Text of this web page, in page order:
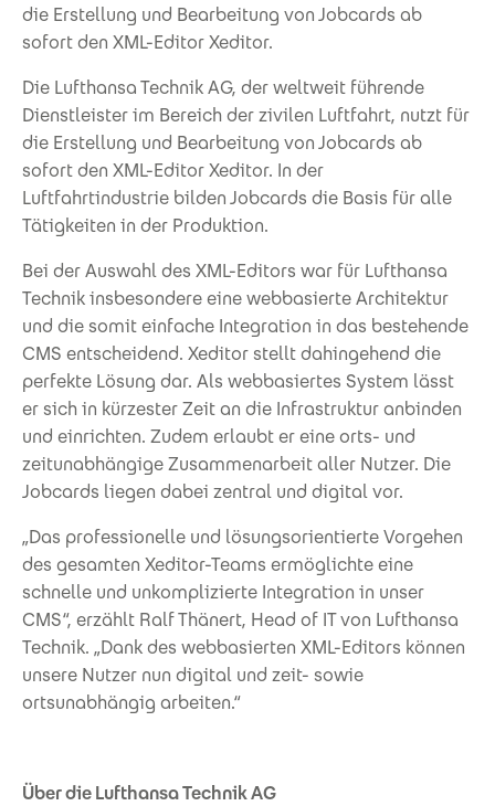
die Erstellung und Bearbeitung von Jobcards ab
sofort den XML-Editor Xeditor.
Die Lufthansa Technik AG, der weltweit führende
Dienstleister im Bereich der zivilen Luftfahrt, nutzt für
die Erstellung und Bearbeitung von Jobcards ab
sofort den XML-Editor Xeditor. In der
Luftfahrtindustrie bilden Jobcards die Basis für alle
Tätigkeiten in der Produktion.
Bei der Auswahl des XML-Editors war für Lufthansa
Technik insbesondere eine webbasierte Architektur
und die somit einfache Integration in das bestehende
CMS entscheidend. Xeditor stellt dahingehend die
perfekte Lösung dar. Als webbasiertes System lässt
er sich in kürzester Zeit an die Infrastruktur anbinden
und einrichten. Zudem erlaubt er eine orts- und
zeitunabhängige Zusammenarbeit aller Nutzer. Die
Jobcards liegen dabei zentral und digital vor.
„Das professionelle und lösungsorientierte Vorgehen
des gesamten Xeditor-Teams ermöglichte eine
schnelle und unkomplizierte Integration in unser
CMS“, erzählt Ralf Thänert, Head of IT von Lufthansa
Technik. „Dank des webbasierten XML-Editors können
unsere Nutzer nun digital und zeit- sowie
ortsunabhängig arbeiten.“
Über die Lufthansa Technik AG